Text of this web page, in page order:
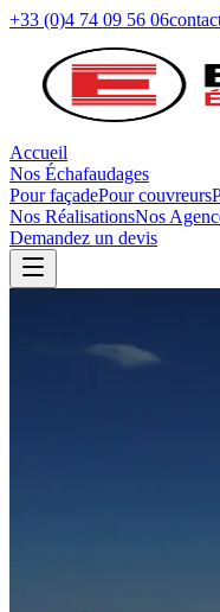
+33 (0)4 74 09 56 06
Accueil
Nos Échafaudages
Pour façadePour couvreurs
Nos RéalisationsNos
Demandez un devis
EVEREST
Le 8 décembre dernier, à
Cette installation